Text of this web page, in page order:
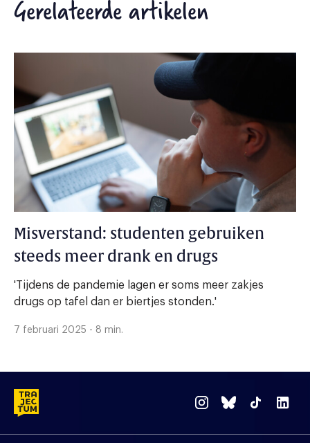
Gerelateerde artikelen
Misverstand: studenten gebruiken
steeds meer drank en drugs
'Tijdens de pandemie lagen er soms meer zakjes
drugs op tafel dan er biertjes stonden.'
7 februari 2025 - 8 min.